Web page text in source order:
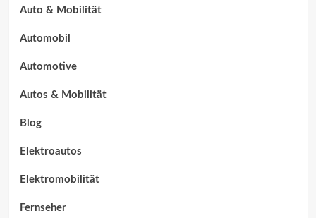
Auto & Mobilität
Automobil
Automotive
Autos & Mobilität
Blog
Elektroautos
Elektromobilität
Fernseher